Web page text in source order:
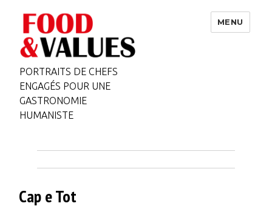
PORTRAITS DE CHEFS
ENGAGÉS POUR UNE
GASTRONOMIE
HUMANISTE
MENU
Cap e Tot